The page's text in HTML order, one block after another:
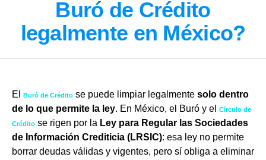
Buró de Crédito
legalmente en México?
El Buró de Crédito se puede limpiar legalmente solo dentro
de lo que permite la ley. En México, el Buró y el
Círculo de
Crédito se rigen por la Ley para Regular las Sociedades
de Información Crediticia (LRSIC): esa ley no permite
borrar deudas válidas y vigentes, pero sí obliga a eliminar